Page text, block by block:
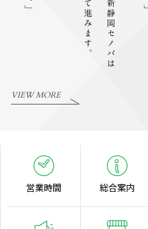
VIEW MORE
営業時間 総合案内